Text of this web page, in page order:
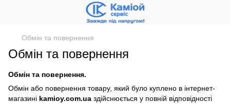
Обмін та повернення
Обмін та повернення
Обмін та повернення.
Обмін або повернення товару, який було куплено в інтернет-
магазині kamioy.com.ua здійснюється у повній відповідності